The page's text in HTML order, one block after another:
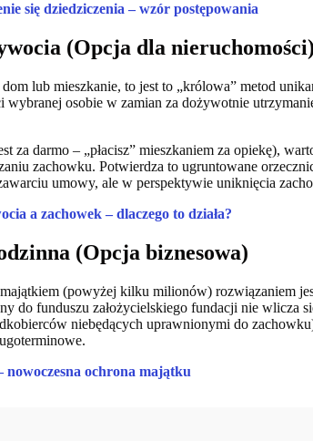
się dziedziczenia – wzór postępowania
(Opcja dla nieruchomości)
lub mieszkanie, to jest to „królowa” metod
wybranej osobie w zamian za dożywotnie
za darmo – „płacisz” mieszkaniem za opiekę),
zachowku. Potwierdza to ugruntowane
umowy, ale w perspektywie uniknięcia
a zachowek – dlaczego to działa?
(Opcja biznesowa)
(powyżej kilku milionów) rozwiązaniem
do funduszu założycielskiego fundacji nie wlicza
niebędących uprawnionymi do
ochrona majątku